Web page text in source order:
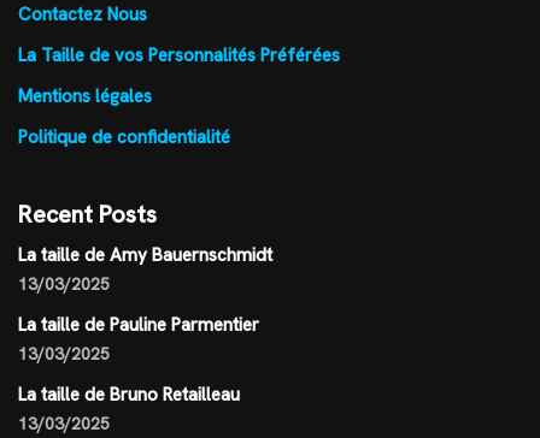
Contactez Nous
La Taille de vos Personnalités Préférées
Mentions légales
Politique de confidentialité
Recent Posts
La taille de Amy Bauernschmidt
13/03/2025
La taille de Pauline Parmentier
13/03/2025
La taille de Bruno Retailleau
13/03/2025